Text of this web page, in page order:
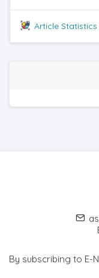
Article Statistics
By subscribing to E-